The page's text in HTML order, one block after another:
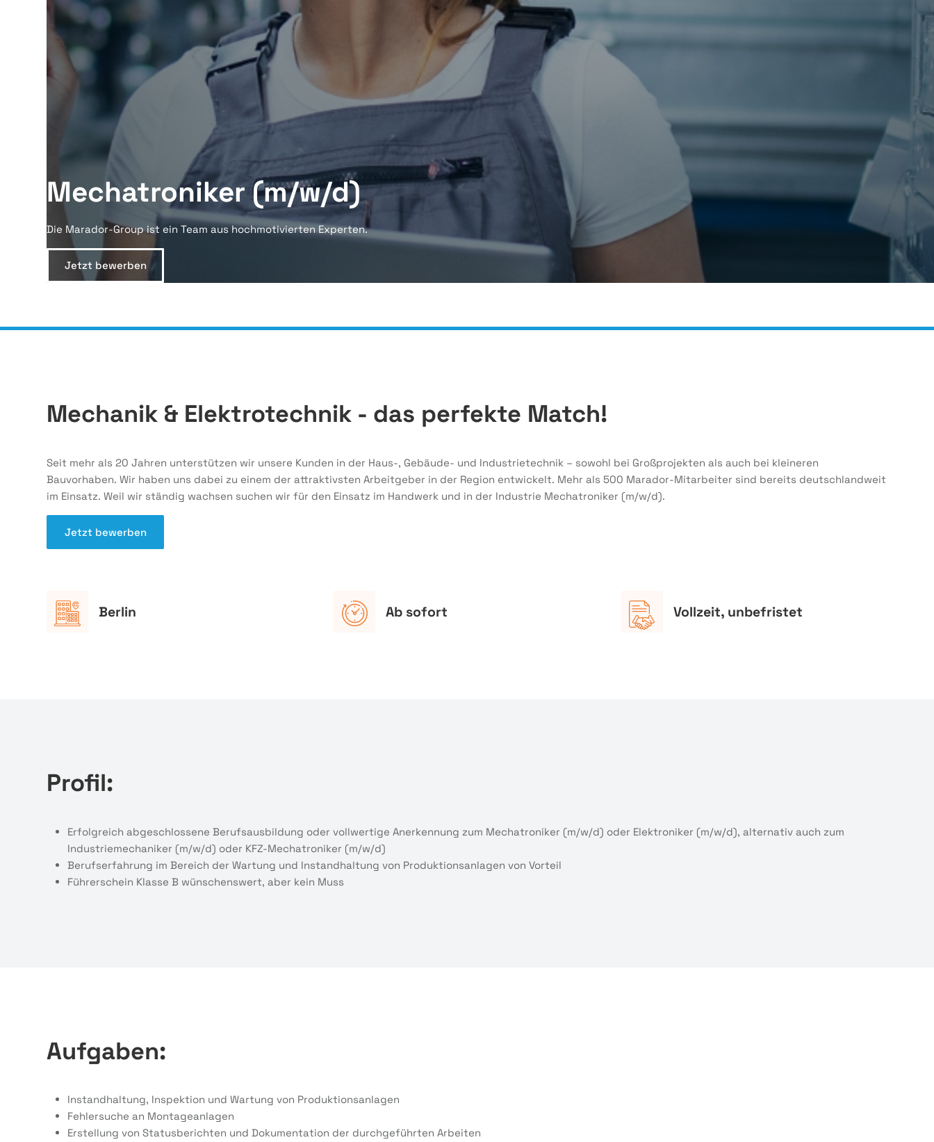
Mechatroniker (m/w/d)
Die Marador-Group ist ein Team aus hochmotivierten Experten.
Jetzt bewerben
Mechanik & Elektrotechnik - das perfekte Match!
Seit mehr als 20 Jahren unterstützen wir unsere Kunden in der Haus-, Gebäude- und Industrietechnik – sowohl bei Großprojekten als auch bei kleineren
Bauvorhaben. Wir haben uns dabei zu einem der attraktivsten Arbeitgeber in der Region entwickelt. Mehr als 500 Marador-Mitarbeiter sind bereits deutschlandweit
im Einsatz. Weil wir ständig wachsen suchen wir für den Einsatz im Handwerk und in der Industrie Mechatroniker (m/w/d).
Jetzt bewerben
Berlin Ab sofort Vollzeit, unbefristet
Profil:
Erfolgreich abgeschlossene Berufsausbildung oder vollwertige Anerkennung zum Mechatroniker (m/w/d) oder Elektroniker (m/w/d), alternativ auch zum
Industriemechaniker (m/w/d) oder KFZ-Mechatroniker (m/w/d)
Berufserfahrung im Bereich der Wartung und Instandhaltung von Produktionsanlagen von Vorteil
Führerschein Klasse B wünschenswert, aber kein Muss
Aufgaben:
Instandhaltung, Inspektion und Wartung von Produktionsanlagen
Fehlersuche an Montageanlagen
Erstellung von Statusberichten und Dokumentation der durchgeführten Arbeiten